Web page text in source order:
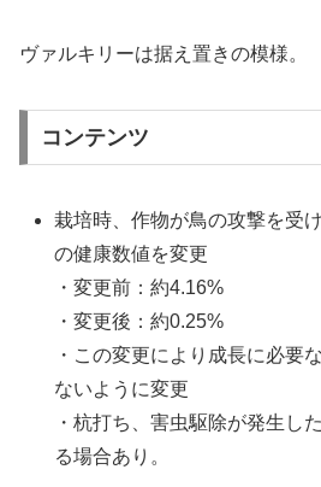
ヴァルキリーは据え置きの模様。
コンテンツ
栽培時、作物が鳥の攻撃を受
の健康数値を変更
・変更前：約4.16%
・変更後：約0.25%
・この変更により成長に必要
ないように変更
・杭打ち、害虫駆除が発生し
る場合あり。